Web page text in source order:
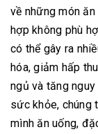
về những món
hợp không phù
có thể gây ra
hóa, giảm hấp
ngủ và tăng
sức khỏe, chúng
mình ăn uống,